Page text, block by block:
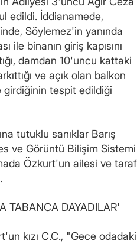
edildi. İddianamede,
Söylemez'in yanında
ile binanın giriş kapısını
damdan 10'uncu kattaki
ve açık olan balkon
girdiğinin tespit edildiği
tutuklu sanıklar Barış
ve Görüntü Bilişim Sistemi
Özkurt'un ailesi ve taraf
TABANCA DAYADILAR'
kızı C.C., "Gece odadaki